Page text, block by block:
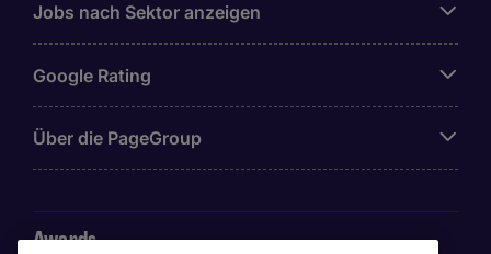
Jobs nach Sektor anzeigen
Google Rating
Über die PageGroup
Awards